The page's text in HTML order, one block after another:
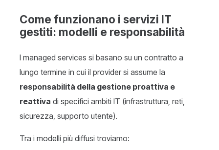
Come funzionano i servizi IT
gestiti: modelli e responsabilità
I managed services si basano su un contratto a
lungo termine in cui il provider si assume la
responsabilità della gestione proattiva e
reattiva di specifici ambiti IT (infrastruttura, reti,
sicurezza, supporto utente).
Tra i modelli più diffusi troviamo: